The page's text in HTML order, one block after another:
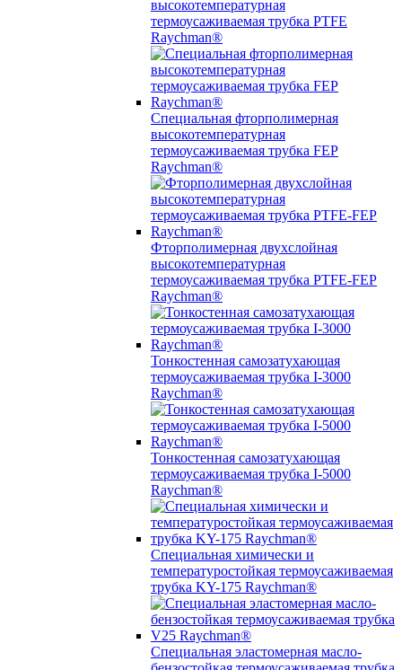
высокотемпературная
термоусаживаемая трубка PTFE
Raychman®
Специальная фторполимерная
высокотемпературная
термоусаживаемая трубка FEP
Raychman®
Фторполимерная двухслойная
высокотемпературная
термоусаживаемая трубка PTFE-FEP
Raychman®
Тонкостенная самозатухающая
термоусаживаемая трубка I-3000
Raychman®
Тонкостенная самозатухающая
термоусаживаемая трубка I-5000
Raychman®
Специальная химически и
температуростойкая термоусаживаемая
трубка KY-175 Raychman®
Специальная эластомерная масло-